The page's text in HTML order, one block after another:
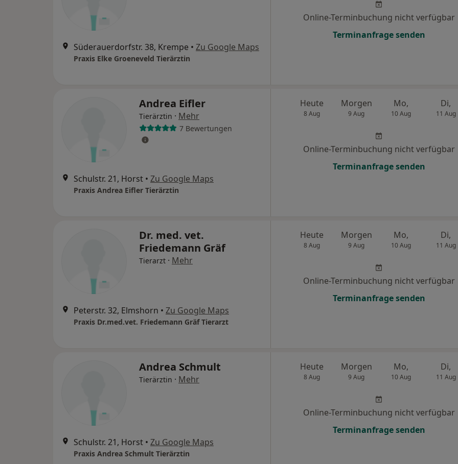
Süderauerdorfstr. 38, Krempe • Zu Google Maps
Praxis Elke Groeneveld Tierärztin
Online-Terminbuchung nicht verfügbar
Terminanfrage senden
Andrea Eifler
Tierärztin · Mehr
7 Bewertungen
Schulstr. 21, Horst • Zu Google Maps
Praxis Andrea Eifler Tierärztin
Heute
8 Aug
Morgen
9 Aug
Mo,
10 Aug
Di,
11 Aug
Online-Terminbuchung nicht verfügbar
Terminanfrage senden
Dr. med. vet.
Friedemann Gräf
Tierarzt · Mehr
Peterstr. 32, Elmshorn • Zu Google Maps
Praxis Dr.med.vet. Friedemann Gräf Tierarzt
Heute
8 Aug
Morgen
9 Aug
Mo,
10 Aug
Di,
11 Aug
Online-Terminbuchung nicht verfügbar
Terminanfrage senden
Andrea Schmult
Tierärztin · Mehr
Schulstr. 21, Horst • Zu Google Maps
Praxis Andrea Schmult Tierärztin
Heute
8 Aug
Morgen
9 Aug
Mo,
10 Aug
Di,
11 Aug
Online-Terminbuchung nicht verfügbar
Terminanfrage senden